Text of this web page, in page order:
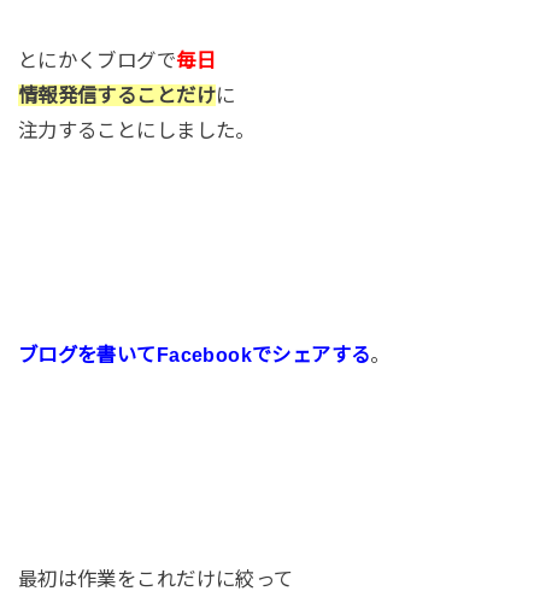
とにかくブログで毎日
情報発信することだけに
注力することにしました。
ブログを書いてFacebookでシェアする。
最初は作業をこれだけに絞って